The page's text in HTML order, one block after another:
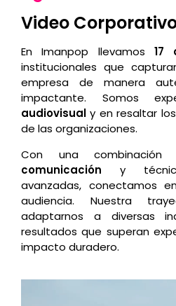
Video
En Imanpop llevamos 17
institucionales que
empresa de manera
impactante. Somos
audiovisual y en resaltar
de las organizaciones.
Con una
comunicación y
avanzadas, conectamos
audiencia. Nuestra
adaptarnos a diversas
resultados que superan
impacto duradero.